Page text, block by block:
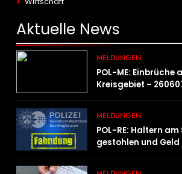
Aktuelle News
MELDUNGEN
POL-ME: Einbrüche
Kreisgebiet –
MELDUNGEN
POL-RE: Haltern
gestohlen und